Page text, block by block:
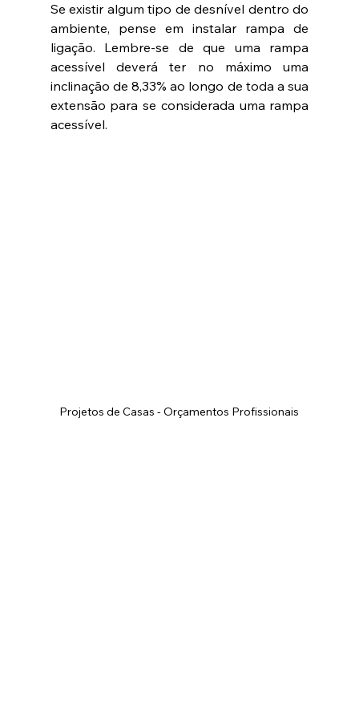
Se existir algum tipo de desnível dentro do
ambiente, pense em instalar rampa de
ligação. Lembre-se de que uma rampa
acessível deverá ter no máximo uma
inclinação de 8,33% ao longo de toda a sua
extensão para se considerada uma rampa
acessível.
Projetos de Casas - Orçamentos Profissionais